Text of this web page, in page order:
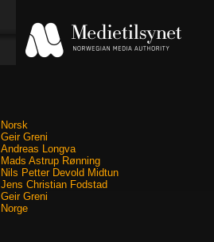
Norsk
Geir Greni
Andreas Longva
Mads Astrup Rønning
Nils Petter Devold Midtun
Jens Christian Fodstad
Geir Greni
Norge